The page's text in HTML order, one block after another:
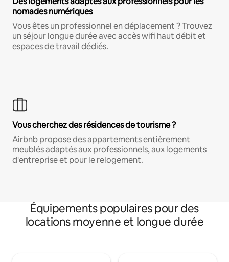
nomades numériques
Vous êtes un professionnel en déplacement ? Trouvez
un séjour longue durée avec accès wifi haut débit et
espaces de travail dédiés.
Vous cherchez des résidences de tourisme ?
Airbnb propose des appartements entièrement
meublés adaptés aux professionnels, aux logements
d'entreprise et pour le relogement.
Équipements populaires pour des
locations moyenne et longue durée